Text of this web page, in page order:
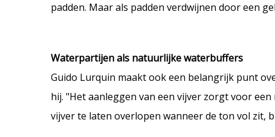
padden. Maar als padden verdwijnen door een
Waterpartijen als natuurlijke waterbuffers
Guido Lurquin maakt ook een belangrijk punt
hij. "Het aanleggen van een vijver zorgt voor
vijver te laten overlopen wanneer de ton vol zit,